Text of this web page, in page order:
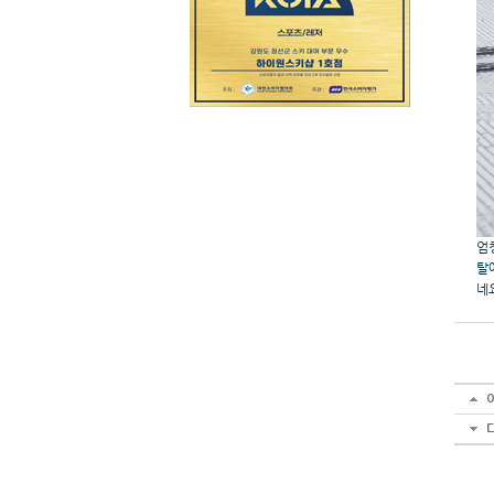
엄
탈
네